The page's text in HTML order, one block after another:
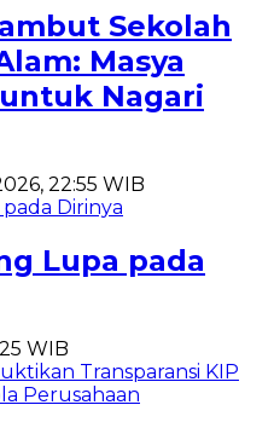
Sekolah
Masya
Nagari
22:55 WIB
Lupa pada
WIB